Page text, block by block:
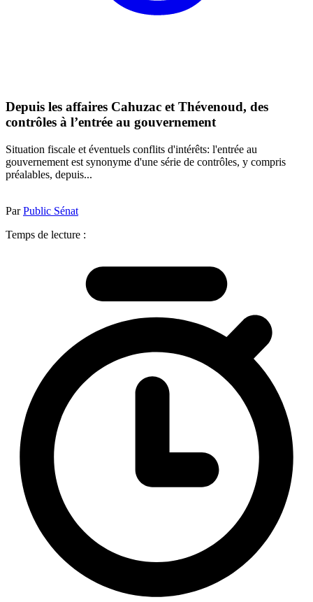
Depuis les affaires Cahuzac et Thévenoud, des
contrôles à l’entrée au gouvernement
Situation fiscale et éventuels conflits d'intérêts: l'entrée au
gouvernement est synonyme d'une série de contrôles, y compris
préalables, depuis...
ParPublic Sénat
Temps de lecture :